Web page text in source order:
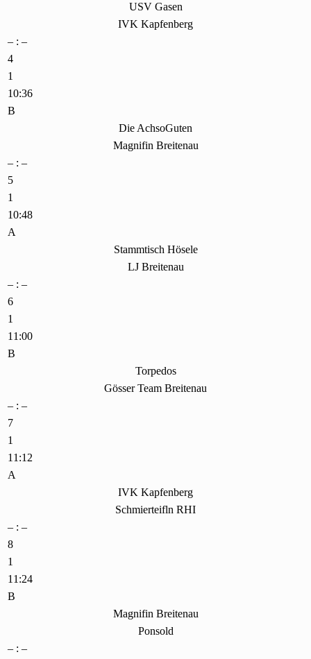
USV Gasen
IVK Kapfenberg
– : –
4
1
10:36
B
Die AchsoGuten
Magnifin Breitenau
– : –
5
1
10:48
A
Stammtisch Hösele
LJ Breitenau
– : –
6
1
11:00
B
Torpedos
Gösser Team Breitenau
– : –
7
1
11:12
A
IVK Kapfenberg
Schmierteifln RHI
– : –
8
1
11:24
B
Magnifin Breitenau
Ponsold
– : –